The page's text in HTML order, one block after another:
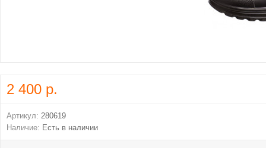
2 400 р.
Артикул: 280619
Наличие: Есть в наличии